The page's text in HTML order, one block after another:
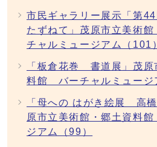
市民ギャラリー展示「第
たずねて」茂原市立美術
チャルミュージアム（101）
「板倉花巻 書道展」茂原
料館 バーチャルミュージ
「母への はがき絵展 高
原市立美術館・郷土資料
ジアム（99）